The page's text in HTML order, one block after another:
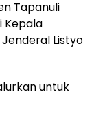
Tapanuli
Kepala
Listyo
untuk